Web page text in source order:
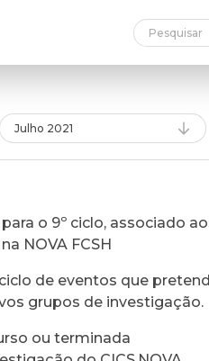
Julho 2021
o 9º ciclo, associado
NOVA FCSH
de eventos que
grupos de investigação.
ou terminada